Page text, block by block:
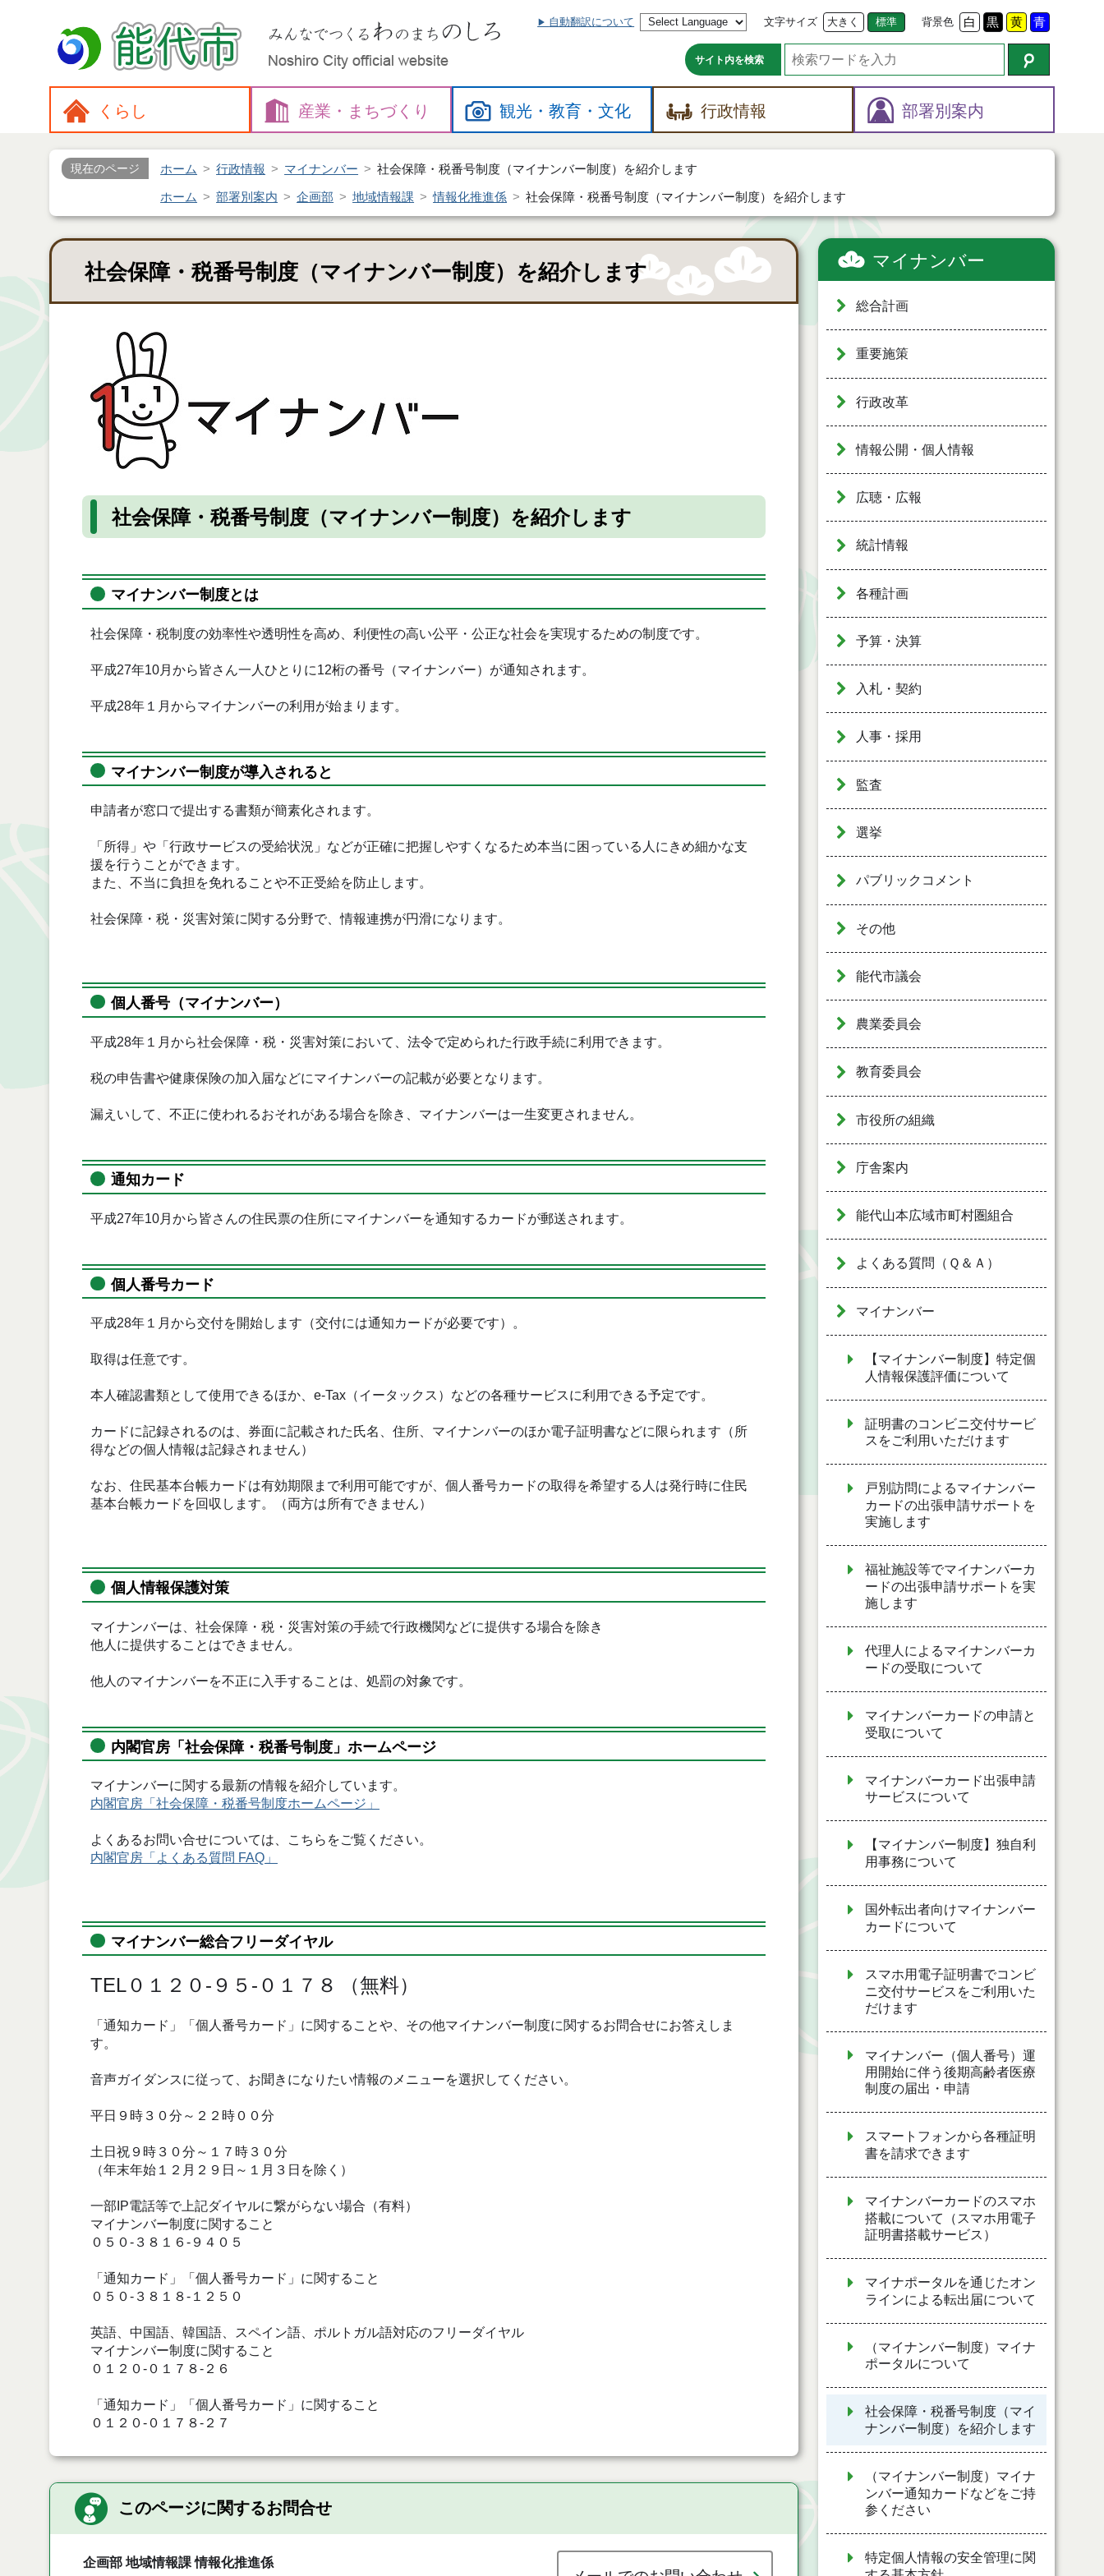
自動翻訳について 文字サイズ 大きく 標準 背景色 白 黒 黄 青
サイト内を検索
くらし 産業・ まちづくり 観光・教育・文化 行政情報 部署別案内
現在のページ ホーム 行政情報 マイナンバー 社会保障・税番号制度（マイナンバー制度）を紹介します
ホーム 部署別案内 企画部 地域情報課 情報化推進係 社会保障・税番号制度（マイナンバー制度）を紹介します
社会保障・税番号制度（マイナンバー制度）を紹介します
社会保障・税番号制度（マイナンバー制度）を紹介します
マイナンバー制度とは
社会保障・税制度の効率性や透明性を高め、利便性の高い公平・公正な社会を実現するための制度です。
平成27年10月から皆さん一人ひとりに12桁の番号（マイナンバー）が通知されます。
平成28年１月からマイナンバーの利用が始まります。
マイナンバー制度が導入されると
申請者が窓口で提出する書類が簡素化されます。
「所得」や「行政サービスの受給状況」などが正確に把握しやすくなるため本当に困っている人にきめ細かな支
援を行うことができます。
また、不当に負担を免れることや不正受給を防止します。
社会保障・税・災害対策に関する分野で、情報連携が円滑になります。
個人番号（マイナンバー）
平成28年１月から社会保障・税・災害対策において、法令で定められた行政手続に利用できます。
税の申告書や健康保険の加入届などにマイナンバーの記載が必要となります。
漏えいして、不正に使われるおそれがある場合を除き、マイナンバーは一生変更されません。
通知カード
平成27年10月から皆さんの住民票の住所にマイナンバーを通知するカードが郵送されます。
個人番号カード
平成28年１月から交付を開始します（交付には通知カードが必要です）。
取得は任意です。
本人確認書類として使用できるほか、e-Tax（イータックス）などの各種サービスに利用できる予定です。
カードに記録されるのは、券面に記載された氏名、住所、マイナンバーのほか電子証明書などに限られます（所
得などの個人情報は記録されません）
なお、住民基本台帳カードは有効期限まで利用可能ですが、個人番号カードの取得を希望する人は発行時に住民
基本台帳カードを回収します。（両方は所有できません）
個人情報保護対策
マイナンバーは、社会保障・税・災害対策の手続で行政機関などに提供する場合を除き
他人に提供することはできません。
他人のマイナンバーを不正に入手することは、処罰の対象です。
内閣官房「社会保障・税番号制度」ホームページ
マイナンバーに関する最新の情報を紹介しています。
内閣官房「社会保障・税番号制度ホームページ」
よくあるお問い合せについては、こちらをご覧ください。
内閣官房「よくある質問 FAQ」
マイナンバー総合フリーダイヤル
TEL０１２０-９５-０１７８ （無料）
「通知カード」「個人番号カード」に関することや、その他マイナンバー制度に関するお問合せにお答えしま
す。
音声ガイダンスに従って、お聞きになりたい情報のメニューを選択してください。
平日９時３０分～２２時００分
土日祝９時３０分～１７時３０分
（年末年始１２月２９日～１月３日を除く）
一部IP電話等で上記ダイヤルに繋がらない場合（有料）
マイナンバー制度に関すること
０５０-３８１６-９４０５
「通知カード」「個人番号カード」に関すること
０５０-３８１８-１２５０
英語、中国語、韓国語、スペイン語、ポルトガル語対応のフリーダイヤル
マイナンバー制度に関すること
０１２０-０１７８-２６
「通知カード」「個人番号カード」に関すること
０１２０-０１７８-２７
このページに関するお問合せ
企画部 地域情報課 情報化推進係
マイナンバー
総合計画
重要施策
行政改革
情報公開・個人情報
広聴・広報
統計情報
各種計画
予算・決算
入札・契約
人事・採用
監査
選挙
パブリックコメント
その他
能代市議会
農業委員会
教育委員会
市役所の組織
庁舎案内
能代山本広域市町村圏組合
よくある質問（Ｑ＆Ａ）
マイナンバー
【マイナンバー制度】特定個
人情報保護評価について
証明書のコンビニ交付サービ
スをご利用いただけます
戸別訪問によるマイナンバー
カードの出張申請サポートを
実施します
福祉施設等でマイナンバーカ
ードの出張申請サポートを実
施します
代理人によるマイナンバーカ
ードの受取について
マイナンバーカードの申請と
受取について
マイナンバーカード出張申請
サービスについて
【マイナンバー制度】独自利
用事務について
国外転出者向けマイナンバー
カードについて
スマホ用電子証明書でコンビ
ニ交付サービスをご利用いた
だけます
マイナンバー（個人番号）運
用開始に伴う後期高齢者医療
制度の届出・申請
スマートフォンから各種証明
書を請求できます
マイナンバーカードのスマホ
搭載について（スマホ用電子
証明書搭載サービス）
マイナポータルを通じたオン
ラインによる転出届について
（マイナンバー制度）マイナ
ポータルについて
社会保障・税番号制度（マイ
ナンバー制度）を紹介します
（マイナンバー制度）マイナ
ンバー通知カードなどをご持
参ください
特定個人情報の安全管理に関